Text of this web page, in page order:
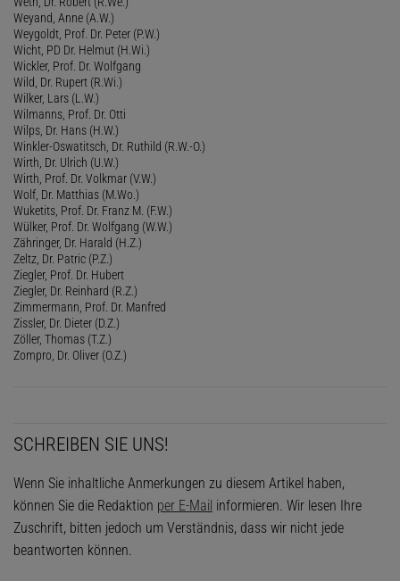
Weyand, Anne (A.W.)
Weygoldt, Prof. Dr. Peter (P.W.)
Wicht, PD Dr. Helmut (H.Wi.)
Wickler, Prof. Dr. Wolfgang
Wild, Dr. Rupert (R.Wi.)
Wilker, Lars (L.W.)
Wilmanns, Prof. Dr. Otti
Wilps, Dr. Hans (H.W.)
Winkler-Oswatitsch, Dr. Ruthild (R.W.-O.)
Wirth, Dr. Ulrich (U.W.)
Wirth, Prof. Dr. Volkmar (V.W.)
Wolf, Dr. Matthias (M.Wo.)
Wuketits, Prof. Dr. Franz M. (F.W.)
Wülker, Prof. Dr. Wolfgang (W.W.)
Zähringer, Dr. Harald (H.Z.)
Zeltz, Dr. Patric (P.Z.)
Ziegler, Prof. Dr. Hubert
Ziegler, Dr. Reinhard (R.Z.)
Zimmermann, Prof. Dr. Manfred
Zissler, Dr. Dieter (D.Z.)
Zöller, Thomas (T.Z.)
Zompro, Dr. Oliver (O.Z.)
SCHREIBEN SIE UNS!
Wenn Sie inhaltliche Anmerkungen zu diesem Artikel haben,
können Sie die Redaktion per E-Mail informieren. Wir lesen Ihre
Zuschrift, bitten jedoch um Verständnis, dass wir nicht jede
beantworten können.